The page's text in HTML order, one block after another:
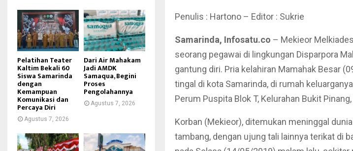
Penulis : Hartono – Editor : Sukrie
Samarinda, Infosatu.co – Mekieor
seorang pegawai di lingkungan Disparpora
gantung diri. Pria kelahiran Mamahak Besar
tingal di kota Samarinda, di rumah
Perum Puspita Blok T, Kelurahan Bukit
Korban (Mekieor), ditemukan meninggal
tambang, dengan ujung tali lainnya terikat di
Pelatihan Teater
Kaltim Bekali 60
Siswa Samarinda
dengan
Kemampuan
Komunikasi dan
Percaya Diri
Agustus 7, 2026
Dari Air Mahakam
Jadi AMDK
Samaqua, Begini
Proses
Pengolahannya
Agustus 7, 2026